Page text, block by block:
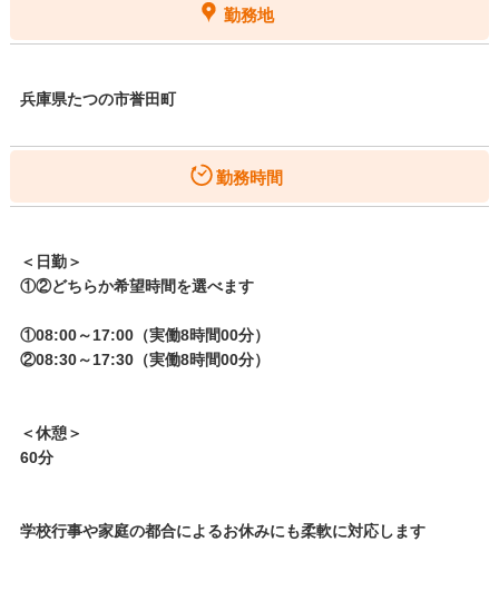
勤務地
兵庫県たつの市誉田町
勤務時間
＜日勤＞
①②どちらか希望時間を選べます
①08:00～17:00（実働8時間00分）
②08:30～17:30（実働8時間00分）
＜休憩＞
60分
学校行事や家庭の都合によるお休みにも柔軟に対応します